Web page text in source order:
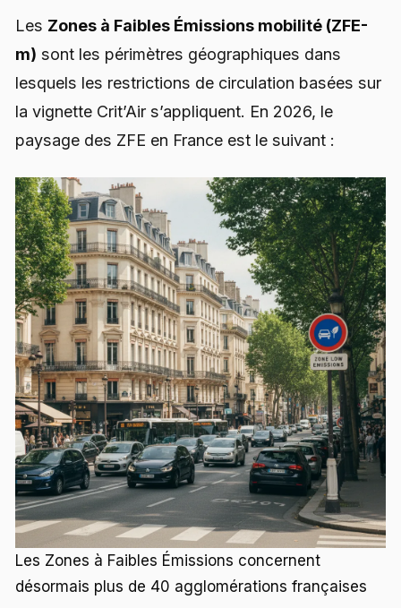
Les Zones à Faibles Émissions mobilité (ZFE-
m) sont les périmètres géographiques dans
lesquels les restrictions de circulation basées sur
la vignette Crit’Air s’appliquent. En 2026, le
paysage des ZFE en France est le suivant :
Les Zones à Faibles Émissions concernent
désormais plus de 40 agglomérations françaises